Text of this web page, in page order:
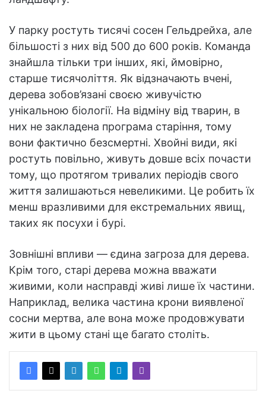
У парку ростуть тисячі сосен Гельдрейха, але
більшості з них від 500 до 600 років. Команда
знайшла тільки три інших, які, ймовірно,
старше тисячоліття. Як відзначають вчені,
дерева зобов’язані своєю живучістю
унікальною біології. На відміну від тварин, в
них не закладена програма старіння, тому
вони фактично безсмертні. Хвойні види, які
ростуть повільно, живуть довше всіх почасти
тому, що протягом тривалих періодів свого
життя залишаються невеликими. Це робить їх
менш вразливими для екстремальних явищ,
таких як посухи і бурі.
Зовнішні впливи — єдина загроза для дерева.
Крім того, старі дерева можна вважати
живими, коли насправді живі лише їх частини.
Наприклад, велика частина крони виявленої
сосни мертва, але вона може продовжувати
жити в цьому стані ще багато століть.